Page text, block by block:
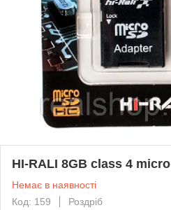
HI-RALI 8GB class 4 micro
Немає в наявності
Код: 159
Роздріб